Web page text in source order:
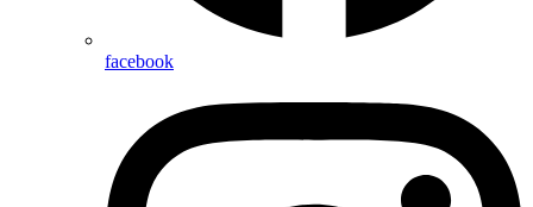
facebook